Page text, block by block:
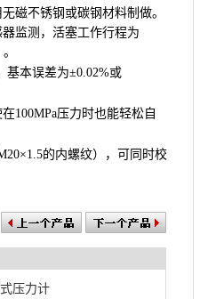
磁不锈钢或碳钢材料制做。
监测，活塞工作行程为
。
基本误差为±0.02%或
在100MPa压力时也能轻松自
×1.5的内螺纹），可同时校
压力计